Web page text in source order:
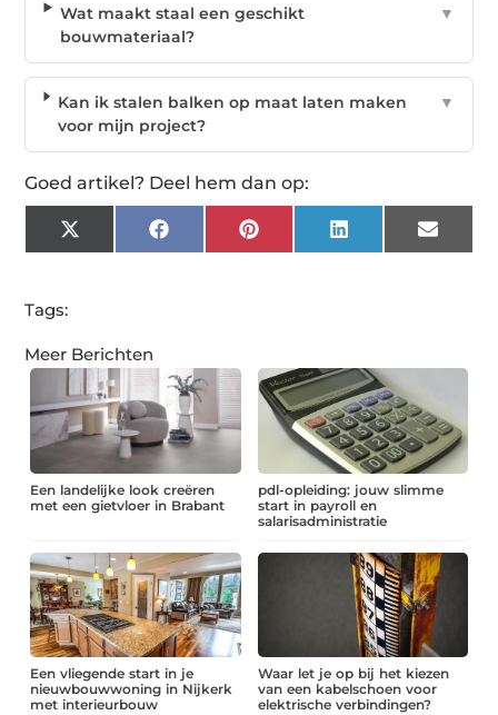
Wat maakt staal een geschikt
bouwmateriaal?
▼
Kan ik stalen balken op maat laten maken
voor mijn project?
▼
Goed artikel? Deel hem dan op:
X
(Twitter)
Facebook Pinterest LinkedIn Email
Tags:
Meer Berichten
Een landelijke look creëren
met een gietvloer in Brabant
pdl-opleiding: jouw slimme
start in payroll en
salarisadministratie
Een vliegende start in je
nieuwbouwwoning in Nijkerk
met interieurbouw
Waar let je op bij het kiezen
van een kabelschoen voor
elektrische verbindingen?